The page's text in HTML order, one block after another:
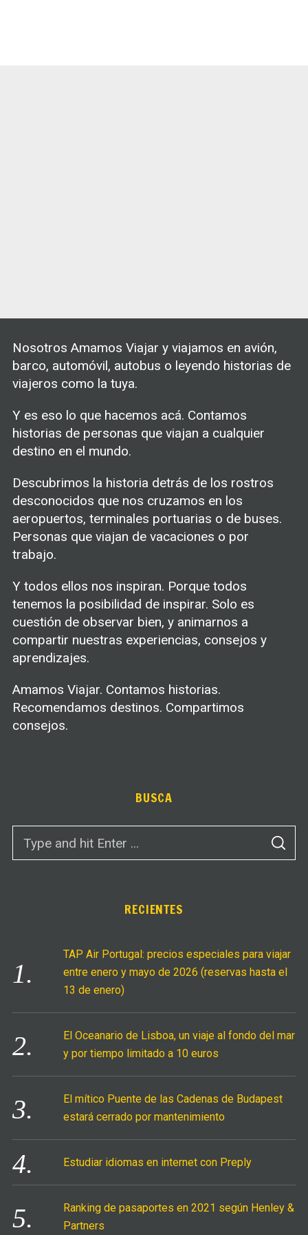
Nosotros Amamos Viajar y viajamos en avión,
barco, automóvil, autobus o leyendo historias de
viajeros como la tuya.
Y es eso lo que hacemos acá. Contamos
historias de personas que viajan a cualquier
destino en el mundo.
Descubrimos la historia detrás de los rostros
desconocidos que nos cruzamos en los
aeropuertos, terminales portuarias o de buses.
Personas que viajan de vacaciones o por
trabajo.
Y todos ellos nos inspiran. Porque todos
tenemos la posibilidad de inspirar. Solo es
cuestión de observar bien, y animarnos a
compartir nuestras experiencias, consejos y
aprendizajes.
Amamos Viajar. Contamos historias.
Recomendamos destinos. Compartimos
consejos.
BUSCA
S
A
RECIENTES
TAP Air Portugal: precios especiales para viajar
entre enero y mayo de 2026 (reservas hasta el
13 de enero)
El Oceanario de Lisboa, un viaje al fondo del mar
y por tiempo limitado a 10 euros
El mítico Puente de las Cadenas de Budapest
estará cerrado por mantenimiento
Estudiar idiomas en internet con Preply
Ranking de pasaportes en 2021 según Henley &
Partners